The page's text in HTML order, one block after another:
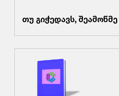
თუ გიჭედავს, შეამოწმე